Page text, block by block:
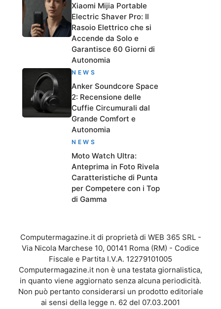
Xiaomi Mijia Portable
Electric Shaver Pro: Il
Rasoio Elettrico che si
Accende da Solo e
Garantisce 60 Giorni di
Autonomia
NEWS
Anker Soundcore Space
2: Recensione delle
Cuffie Circumurali dal
Grande Comfort e
Autonomia
NEWS
Moto Watch Ultra:
Anteprima in Foto Rivela
Caratteristiche di Punta
per Competere con i Top
di Gamma
Computermagazine.it di proprietà di WEB 365 SRL -
Via Nicola Marchese 10, 00141 Roma (RM) - Codice
Fiscale e Partita I.V.A. 12279101005
Computermagazine.it non è una testata giornalistica,
in quanto viene aggiornato senza alcuna periodicità.
Non può pertanto considerarsi un prodotto editoriale
ai sensi della legge n. 62 del 07.03.2001